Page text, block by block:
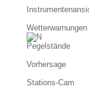
Wetterwarnungen
Pegelstände
Vorhersage
Stations-Cam